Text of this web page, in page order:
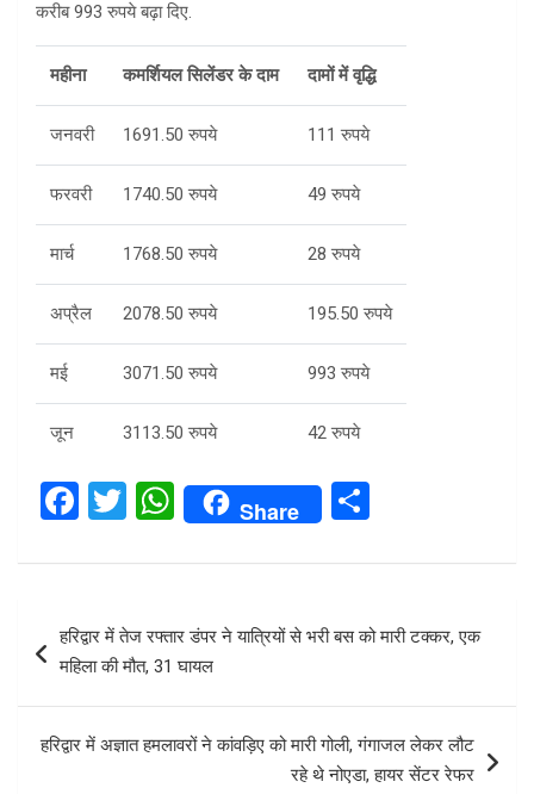
करीब 993 रुपये बढ़ा दिए.
महीना कमर्शियल सिलेंडर के दाम दामों में वृद्धि
जनवरी 1691.50 रुपये 111 रुपये
फरवरी 1740.50 रुपये 49 रुपये
मार्च 1768.50 रुपये 28 रुपये
अप्रैल 2078.50 रुपये 195.50 रुपये
मई 3071.50 रुपये 993 रुपये
जून 3113.50 रुपये 42 रुपये
F
ce
o
k
T
tt
W
at
A
p
Share
ar
e
navigation
हरिद्वार में तेज रफ्तार डंपर ने यात्रियों से भरी बस को मारी टक्कर, एक
महिला की मौत, 31 घायल
हरिद्वार में अज्ञात हमलावरों ने कांवड़िए को मारी गोली, गंगाजल लेकर लौट
रहे थे नोएडा, हायर सेंटर रेफर